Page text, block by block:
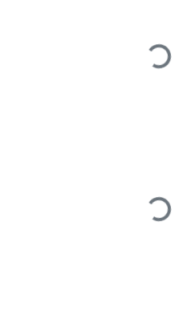
Loading...
Loading...